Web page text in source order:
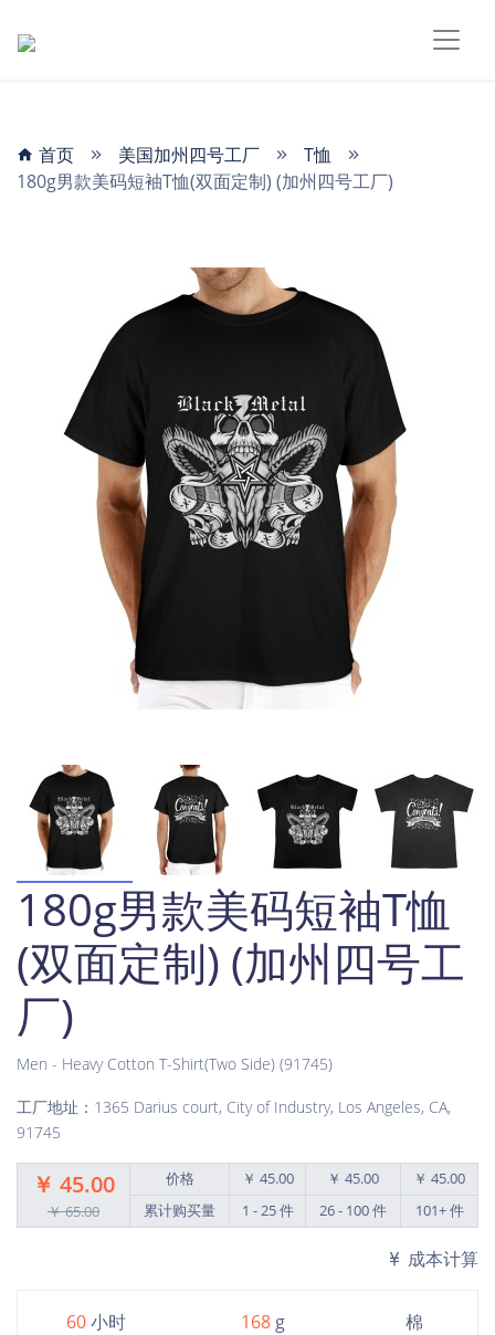
首页 美国加州四号工厂
T恤
180g男款美码短袖T恤(双面定制) (加州四号工厂)
180g男款美码短袖T恤
(双面定制) (加州四号工
厂)
Men - Heavy Cotton T-Shirt(Two Side) (91745)
工厂地址：1365 Darius court, City of Industry, Los Angeles, CA,
91745
￥ 45.00
￥ 65.00
价格 ￥ 45.00 ￥ 45.00
￥ 45.00
累计购买量
1 - 25 件 26 - 100 件 101+ 件
成本计算
60小时 168 g 棉